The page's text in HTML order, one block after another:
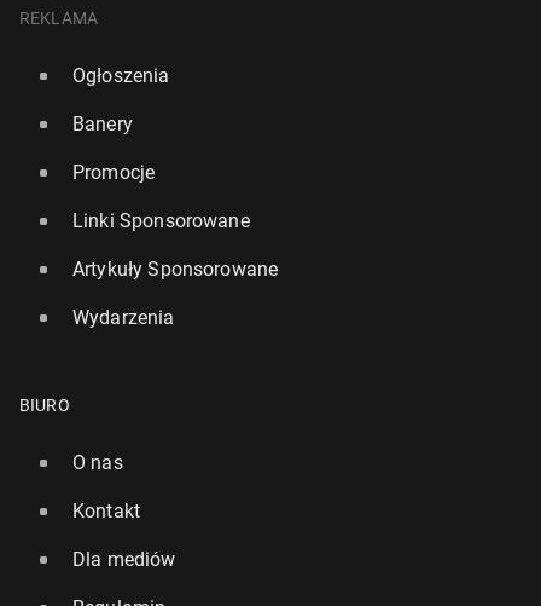
REKLAMA
Ogłoszenia
Banery
Promocje
Linki Sponsorowane
Artykuły Sponsorowane
Wydarzenia
BIURO
O nas
Kontakt
Dla mediów